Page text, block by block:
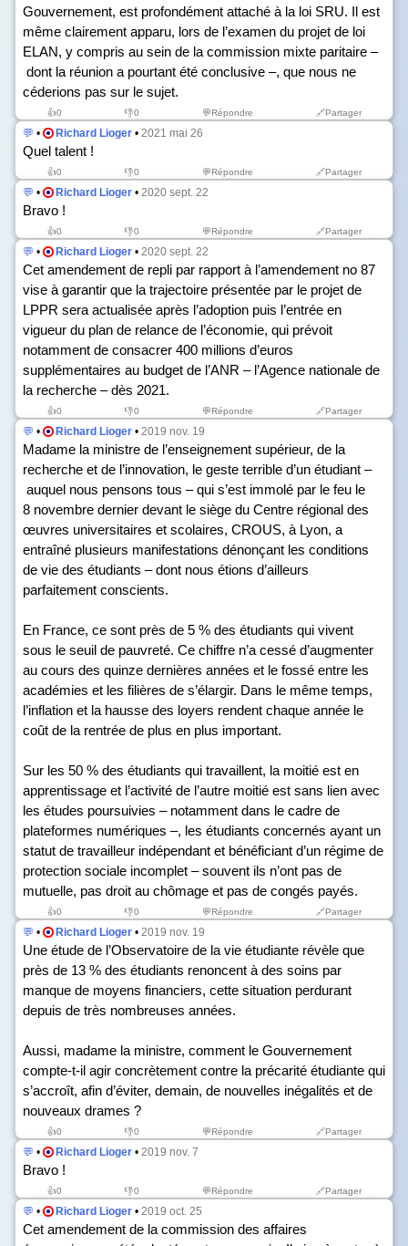
Gouvernement, est profondément attaché à la loi SRU. Il est
même clairement apparu, lors de l’examen du projet de loi
ELAN, y compris au sein de la commission mixte paritaire –
dont la réunion a pourtant été conclusive –, que nous ne
céderions pas sur le sujet.
👍0 👎0 💬Répondre 🔗Partager
💬 • Richard Lioger • 2021 mai 26
Quel talent !
👍0 👎0 💬Répondre 🔗Partager
💬 • Richard Lioger • 2020 sept. 22
Bravo !
👍0 👎0 💬Répondre 🔗Partager
💬 • Richard Lioger • 2020 sept. 22
Cet amendement de repli par rapport à l’amendement no 87
vise à garantir que la trajectoire présentée par le projet de
LPPR sera actualisée après l’adoption puis l’entrée en
vigueur du plan de relance de l’économie, qui prévoit
notamment de consacrer 400 millions d’euros
supplémentaires au budget de l’ANR – l’Agence nationale de
la recherche – dès 2021.
👍0 👎0 💬Répondre 🔗Partager
💬 • Richard Lioger • 2019 nov. 19
Madame la ministre de l’enseignement supérieur, de la
recherche et de l’innovation, le geste terrible d’un étudiant –
auquel nous pensons tous – qui s’est immolé par le feu le
8 novembre dernier devant le siège du Centre régional des
œuvres universitaires et scolaires, CROUS, à Lyon, a
entraîné plusieurs manifestations dénonçant les conditions
de vie des étudiants – dont nous étions d’ailleurs
parfaitement conscients.
En France, ce sont près de 5 % des étudiants qui vivent
sous le seuil de pauvreté. Ce chiffre n’a cessé d’augmenter
au cours des quinze dernières années et le fossé entre les
académies et les filières de s’élargir. Dans le même temps,
l’inflation et la hausse des loyers rendent chaque année le
coût de la rentrée de plus en plus important.
Sur les 50 % des étudiants qui travaillent, la moitié est en
apprentissage et l’activité de l’autre moitié est sans lien avec
les études poursuivies – notamment dans le cadre de
plateformes numériques –, les étudiants concernés ayant un
statut de travailleur indépendant et bénéficiant d’un régime de
protection sociale incomplet – souvent ils n’ont pas de
mutuelle, pas droit au chômage et pas de congés payés.
👍0 👎0 💬Répondre 🔗Partager
💬 • Richard Lioger • 2019 nov. 19
Une étude de l’Observatoire de la vie étudiante révèle que
près de 13 % des étudiants renoncent à des soins par
manque de moyens financiers, cette situation perdurant
depuis de très nombreuses années.
Aussi, madame la ministre, comment le Gouvernement
compte-t-il agir concrètement contre la précarité étudiante qui
s’accroît, afin d’éviter, demain, de nouvelles inégalités et de
nouveaux drames ?
👍0 👎0 💬Répondre 🔗Partager
💬 • Richard Lioger • 2019 nov. 7
Bravo !
👍0 👎0 💬Répondre 🔗Partager
💬 • Richard Lioger • 2019 oct. 25
Cet amendement de la commission des affaires